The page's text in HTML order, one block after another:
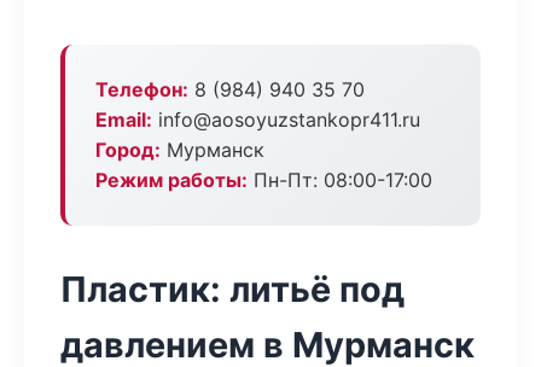
Телефон: 8 (984) 940 35 70
Email: info@aosoyuzstankopr411.ru
Город: Мурманск
Режим работы: Пн-Пт: 08:00-17:00
Пластик: литьё под
давлением в Мурманск